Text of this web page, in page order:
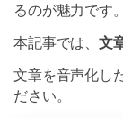
るのが魅力です。
本記事では、文
文章を音声化し
ださい。